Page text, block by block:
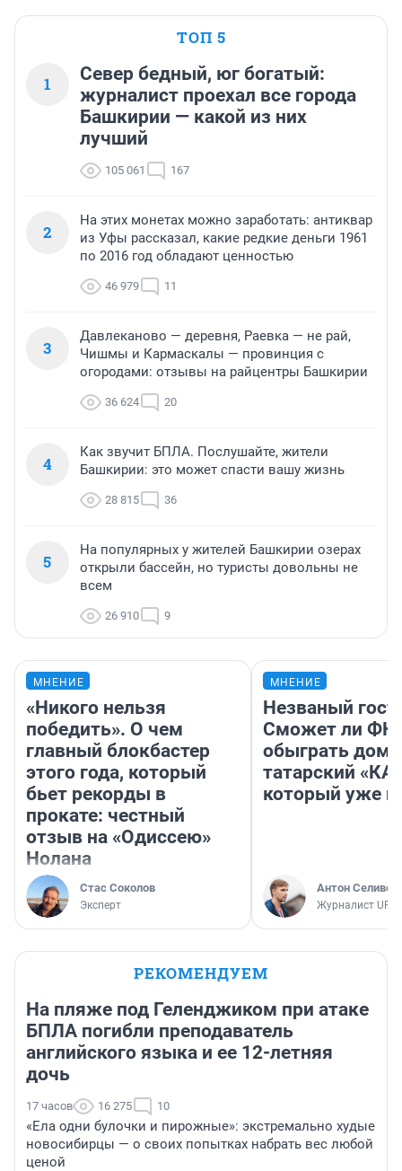
ТОП 5
1
Север бедный, юг богатый:
журналист проехал все города
Башкирии — какой из них
лучший
105 061 167
2
На этих монетах можно заработать: антиквар
из Уфы рассказал, какие редкие деньги 1961
по 2016 год обладают ценностью
46 979 11
3
Давлеканово — деревня, Раевка — не рай,
Чишмы и Кармаскалы — провинция с
огородами: отзывы на райцентры Башкирии
36 624 20
4
Как звучит БПЛА. Послушайте, жители
Башкирии: это может спасти вашу жизнь
28 815 36
5
На популярных у жителей Башкирии озерах
открыли бассейн, но туристы довольны не
всем
26 910 9
МНЕНИЕ
«Никого нельзя
победить». О чем
главный блокбастер
этого года, который
бьет рекорды в
прокате: честный
отзыв на «Одиссею»
Нолана
Стас Соколов
Эксперт
МНЕНИЕ
Незваный
Сможет ли ФК
обыграть дома
татарский
который уже
Антон
Журналист
РЕКОМЕНДУЕМ
На пляже под Геленджиком при атаке
БПЛА погибли преподаватель
английского языка и ее 12-летняя
дочь
17 часов 16 275 10
«Ела одни булочки и пирожные»: экстремально худые
новосибирцы — о своих попытках набрать вес любой
ценой